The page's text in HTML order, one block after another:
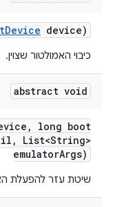
Device device)
כיבוי האמולטור שצוין.
abstract void
,
long boot
,
List<String>
emulatorArgs)
שיטת עזר להפעלת